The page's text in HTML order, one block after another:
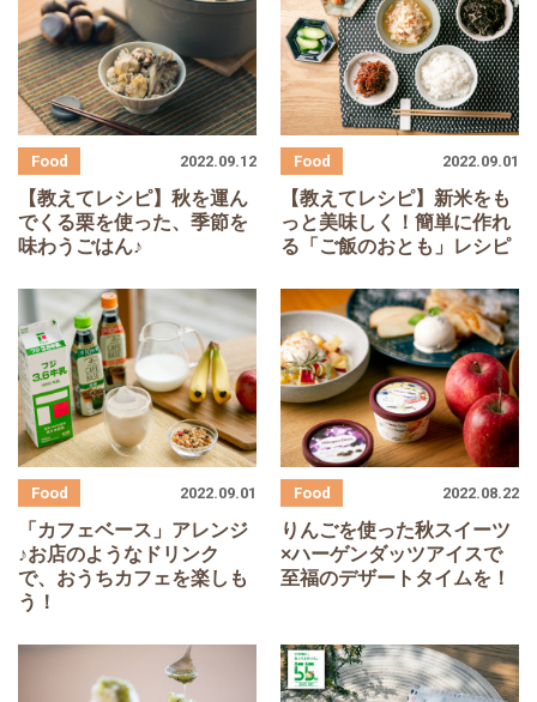
【教えてレシピ】秋を運ん
でくる栗を使った、季節を
味わうごはん♪
2022.09.12
【教えてレシピ】新米をも
っと美味しく！簡単に作れ
る「ご飯のおとも」レシピ
2022.09.01
「カフェベース」アレンジ
♪お店のようなドリンク
で、おうちカフェを楽しも
う！
2022.09.01
りんごを使った秋スイーツ
×ハーゲンダッツアイスで
至福のデザートタイムを！
2022.08.22